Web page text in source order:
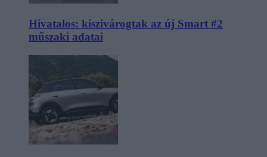
Hivatalos: kiszivárogtak az új Smart #2
műszaki adatai